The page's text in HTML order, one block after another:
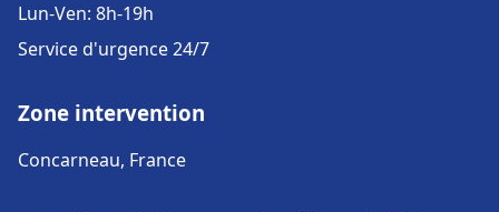
Lun-Ven: 8h-19h
Service d'urgence 24/7
Zone intervention
Concarneau, France